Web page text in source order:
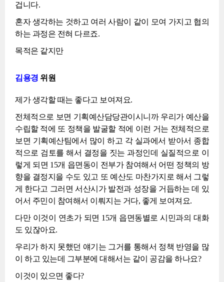
겁니다.
혼자 생각하는 것하고 여러 사람이 같이 모여 가지고 협의
하는 과정은 전혀 다르죠.
목적은 같지만
김용경 위원
제가 생각할 때는 좋다고 보여져요.
전체적으로 보면 기획예산담당관이시니까 우리가 예산을
수립할 적에 또 정책을 발굴할 적에 이런 거는 전체적으로
보면 기획예산팀에서 많이 하고 각 실과에서 받아서 종합
적으로 검토를 해서 결정을 짓는 과정인데 실질적으로 이
렇게 되면 15개 읍면동이 전부가 참여해서 어떤 정책의 방
향을 결정지을 수도 있고 또 예산도 마찬가지로 해서 그렇
게 한다고 그러면 서산시가 발전과 성장을 거듭하는 데 있
어서 주민이 참여해서 이뤄지는 거다, 좋게 보여져요.
다만 이것이 연초가 되면 15개 읍면동별로 시민과의 대화
도 있잖아요.
우리가 하지 못했던 얘기는 그거를 통해서 정책 반영을 많
이 하고 있는데 그부분에 대해서는 같이 공감을 하나요?
이것이 있으면 좋다?